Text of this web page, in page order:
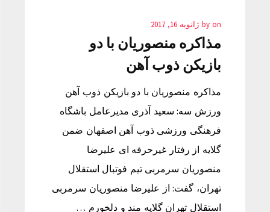
by on ژانویه 16, 2017
مذاکره منصوریان با دو
بازیکن ذوب آهن
مذاکره منصوریان با دو بازیکن ذوب آهن
ورزش سه: سعید آذری مدیرعامل باشگاه
فرهنگی ورزشی ذوب آهن اصفهان ضمن
گلایه از رفتار غیرحرفه ای علیرضا
منصوریان سرمربی تیم فوتبال استقلال
تهران، گفت: از علیرضا منصوریان سرمربی
استقلال تهران گلایه مند و دلخورم …